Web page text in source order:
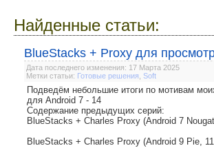
Найденные статьи:
BlueStacks + Proxy для
Дата последнего изменения: 17 Марта 2025
Метки статьи: Готовые решения Soft
Подведём небольшие итоги по мотивам
для Android 7 - 14
Содержание предыдущих серий:
BlueStacks + Charles Proxy (Android 7
BlueStacks + Charles Proxy (Android 9 Pie,